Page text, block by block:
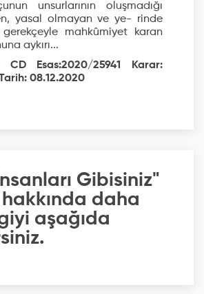
unsurlarının oluşmadığı
yasal olmayan ve ye- rinde
mahkûmiyet karan
aykırı...
CD Esas:2020/25941 Karar:
08.12.2020
Gibisiniz"
hakkında daha
aşağıda